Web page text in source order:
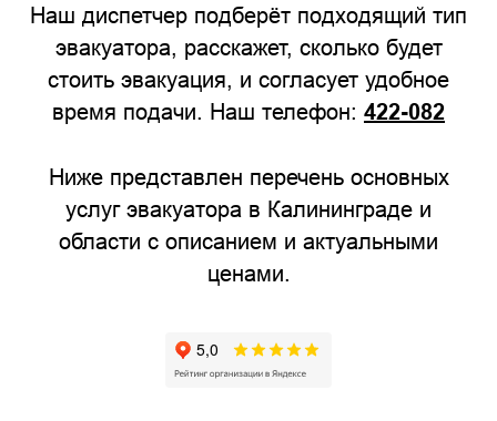
Наш диспетчер подберёт подходящий тип
эвакуатора, расскажет, сколько будет
стоить эвакуация, и согласует удобное
время подачи. Наш телефон: 422-082
Ниже представлен перечень основных
услуг эвакуатора в Калининграде и
области с описанием и актуальными
ценами.